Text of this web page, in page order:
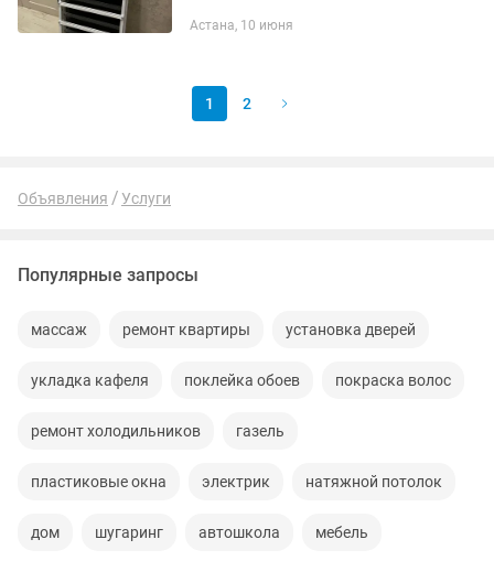
защиты детей.Изготовливаем решетки
Астана, 10 июня
1 2
Объявления Услуги
Популярные запросы
массаж ремонт квартиры установка дверей
укладка кафеля поклейка обоев покраска волос
ремонт холодильников газель
пластиковые окна электрик натяжной потолок
дом шугаринг автошкола мебель